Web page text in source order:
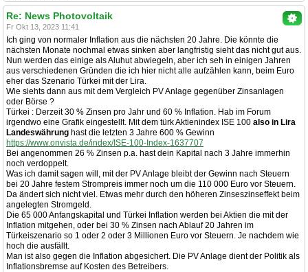
Re: News Photovoltaik
Fr Okt 13, 2023 11:41
Ich ging von normaler Inflation aus die nächsten 20 Jahre. Die könnte die
nächsten Monate nochmal etwas sinken aber langfristig sieht das nicht gut aus.
Nun werden das einige als Aluhut abwiegeln, aber ich seh in einigen Jahren
aus verschiedenen Gründen die ich hier nicht alle aufzählen kann, beim Euro
eher das Szenario Türkei mit der Lira.
Wie siehts dann aus mit dem Vergleich PV Anlage gegenüber Zinsanlagen
oder Börse ?
Türkei : Derzeit 30 % Zinsen pro Jahr und 60 % Inflation. Hab im Forum
irgendwo eine Grafik eingestellt. Mit dem türk Aktienindex ISE 100 also in Lira
Landeswährung hast die letzten 3 Jahre 600 % Gewinn
https://www.onvista.de/index/ISE-100-Index-1637707
Bei angenommen 26 % Zinsen p.a. hast dein Kapital nach 3 Jahre immerhin
noch verdoppelt.
Was ich damit sagen will, mit der PV Anlage bleibt der Gewinn nach Steuern
bei 20 Jahre festem Strompreis immer noch um die 110 000 Euro vor Steuern.
Da ändert sich nicht viel. Etwas mehr durch den höheren Zinseszinseffekt beim
angelegten Stromgeld.
Die 65 000 Anfangskapital und Türkei Inflation werden bei Aktien die mit der
Inflation mitgehen, oder bei 30 % Zinsen nach Ablauf 20 Jahren im
Türkeiszenario so 1 oder 2 oder 3 Millionen Euro vor Steuern. Je nachdem wie
hoch die ausfällt.
Man ist also gegen die Inflation abgesichert. Die PV Anlage dient der Politik als
Inflationsbremse auf Kosten des Betreibers.